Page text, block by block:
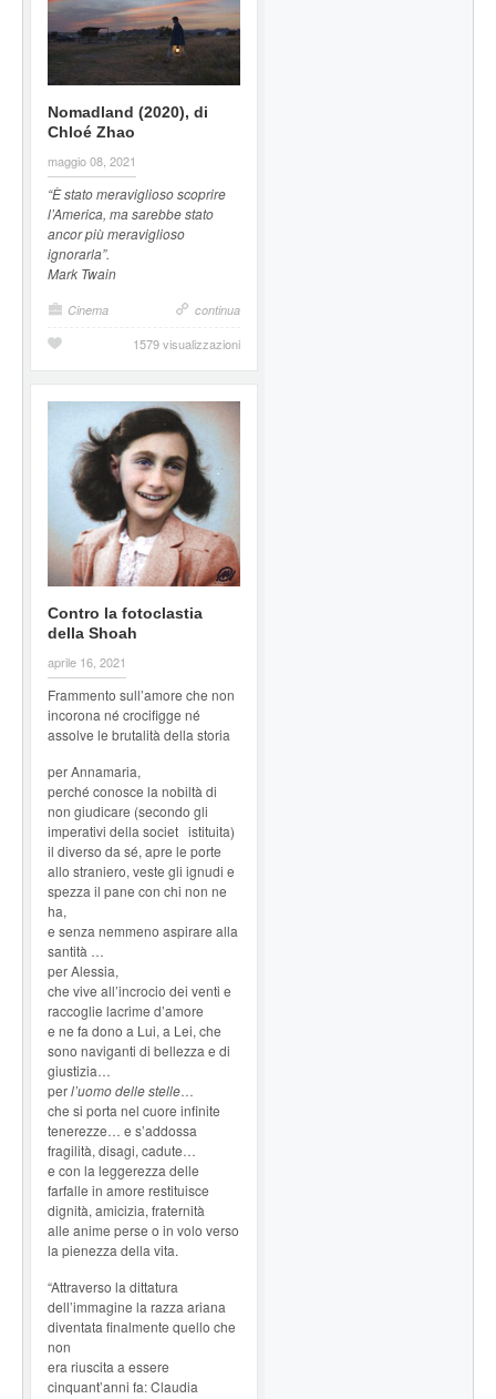
Nomadland (2020), di
Chloé Zhao
maggio 08, 2021
“È stato meraviglioso scoprire
l’America, ma sarebbe stato
ancor più meraviglioso
ignorarla”.
Mark Twain
Cinema continua
1579 visualizzazioni
Contro la fotoclastia
della Shoah
aprile 16, 2021
Frammento sull’amore che non
incorona né crocifigge né
assolve le brutalità della storia
per Annamaria,
perché conosce la nobiltà di
non giudicare (secondo gli
imperativi della societ istituita)
il diverso da sé, apre le porte
allo straniero, veste gli ignudi e
spezza il pane con chi non ne
ha,
e senza nemmeno aspirare alla
santità …
per Alessia,
che vive all’incrocio dei venti e
raccoglie lacrime d’amore
e ne fa dono a Lui, a Lei, che
sono naviganti di bellezza e di
giustizia…
perl’uomo delle stelle…
che si porta nel cuore infinite
tenerezze… e s’addossa
fragilità, disagi, cadute…
e con la leggerezza delle
farfalle in amore restituisce
dignità, amicizia, fraternità
alle anime perse o in volo verso
la pienezza della vita.
“Attraverso la dittatura
dell’immagine la razza ariana
diventata finalmente quello che
non
era riuscita a essere
cinquant’anni fa: Claudia